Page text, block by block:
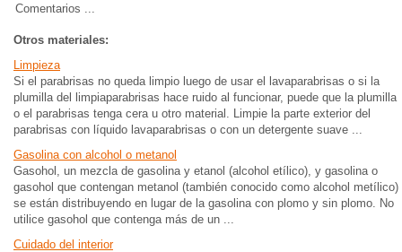
Comentarios ...
Otros materiales:
Limpieza
Si el parabrisas no queda limpio luego de usar el lavaparabrisas o si la
plumilla del limpiaparabrisas hace ruido al funcionar, puede que la plumilla
o el parabrisas tenga cera u otro material. Limpie la parte exterior del
parabrisas con líquido lavaparabrisas o con un detergente suave ...
Gasolina con alcohol o metanol
Gasohol, un mezcla de gasolina y etanol (alcohol etílico), y gasolina o
gasohol que contengan metanol (también conocido como alcohol metílico)
se están distribuyendo en lugar de la gasolina con plomo y sin plomo. No
utilice gasohol que contenga más de un ...
Cuidado del interior